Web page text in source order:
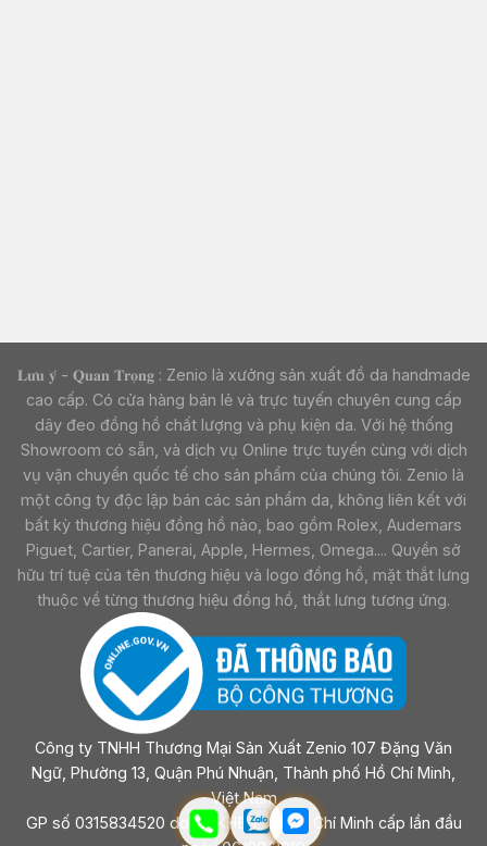
𝐋𝐮̛𝐮 𝐲́ - 𝐐𝐮𝐚𝐧 𝐓𝐫𝐨̣𝐧𝐠 : Zenio là xưởng sản xuất đồ da handmade
cao cấp. Có cửa hàng bán lẻ và trực tuyến chuyên cung cấp
dây đeo đồng hồ chất lượng và phụ kiện da. Với hệ thống
Showroom có sẵn, và dịch vụ Online trực tuyến cùng với dịch
vụ vận chuyển quốc tế cho sản phẩm của chúng tôi. Zenio là
một công ty độc lập bán các sản phẩm da, không liên kết với
bất kỳ thương hiệu đồng hồ nào, bao gồm Rolex, Audemars
Piguet, Cartier, Panerai, Apple, Hermes, Omega.... Quyền sở
hữu trí tuệ của tên thương hiệu và logo đồng hồ, mặt thắt lưng
thuộc về từng thương hiệu đồng hồ, thắt lưng tương ứng.
Công ty TNHH Thương Mại Sản Xuất Zenio 107 Đặng Văn
Ngữ, Phường 13, Quận Phú Nhuận, Thành phố Hồ Chí Minh,
Việt Nam
GP số 0315834520 do sở KHĐT Tp Hồ Chí Minh cấp lần đầu